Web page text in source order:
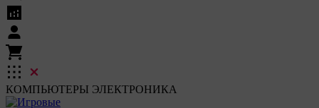
КОМПЬЮТЕРЫ ЭЛЕКТРОНИКА